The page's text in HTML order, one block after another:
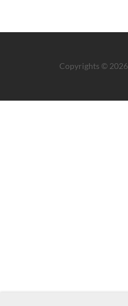
Copyrights © 2026